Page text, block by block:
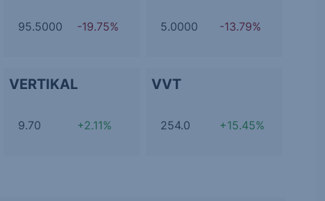
95.5000 -19.75% 5.0000 -13.79%
VERTIKAL
9.70 +2.11%
VVT
254.0 +15.45%